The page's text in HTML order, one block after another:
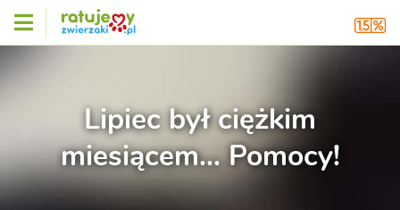
Lipiec był ciężkim
miesiącem... Pomocy!